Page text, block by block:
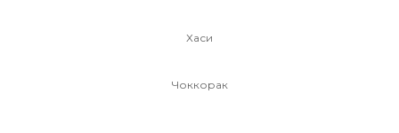
Хаси
Чоккорак